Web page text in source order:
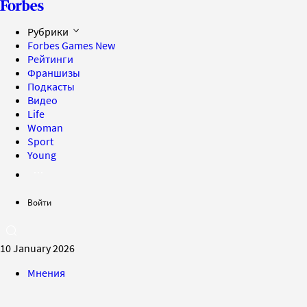
Рубрики
Forbes Games New
Рейтинги
Франшизы
Подкасты
Видео
Life
Woman
Sport
Young
Войти
10 January 2026
Мнения